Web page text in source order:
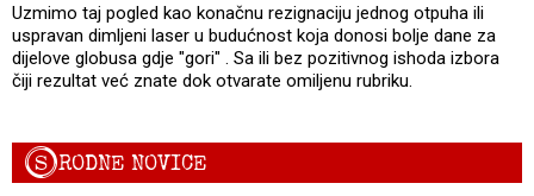
Uzmimo taj pogled kao konačnu rezignaciju jednog otpuha ili
uspravan dimljeni laser u budućnost koja donosi bolje dane za
dijelove globusa gdje "gori" . Sa ili bez pozitivnog ishoda izbora
čiji rezultat već znate dok otvarate omiljenu rubriku.
SRODNE NOVICE